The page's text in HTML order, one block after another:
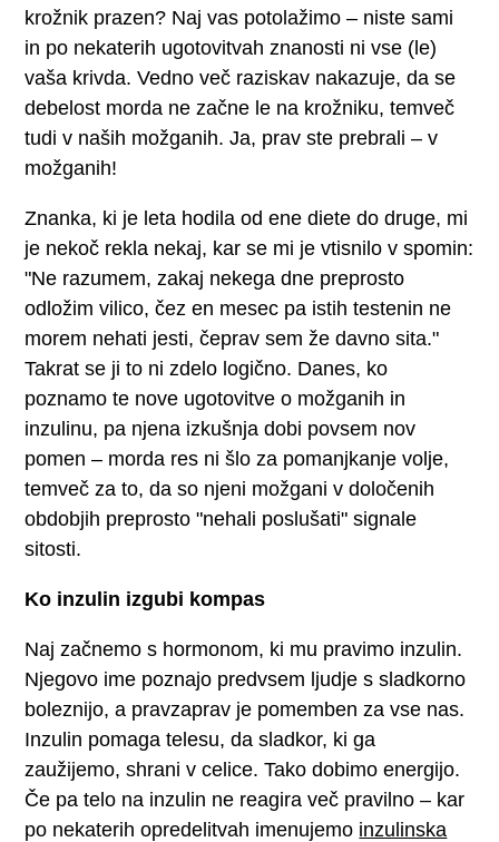
krožnik prazen? Naj vas potolažimo – niste sami
in po nekaterih ugotovitvah znanosti ni vse (le)
vaša krivda. Vedno več raziskav nakazuje, da se
debelost morda ne začne le na krožniku, temveč
tudi v naših možganih. Ja, prav ste prebrali – v
možganih!
Znanka, ki je leta hodila od ene diete do druge, mi
je nekoč rekla nekaj, kar se mi je vtisnilo v spomin:
"Ne razumem, zakaj nekega dne preprosto
odložim vilico, čez en mesec pa istih testenin ne
morem nehati jesti, čeprav sem že davno sita."
Takrat se ji to ni zdelo logično. Danes, ko
poznamo te nove ugotovitve o možganih in
inzulinu, pa njena izkušnja dobi povsem nov
pomen – morda res ni šlo za pomanjkanje volje,
temveč za to, da so njeni možgani v določenih
obdobjih preprosto "nehali poslušati" signale
sitosti.
Ko inzulin izgubi kompas
Naj začnemo s hormonom, ki mu pravimo inzulin.
Njegovo ime poznajo predvsem ljudje s sladkorno
boleznijo, a pravzaprav je pomemben za vse nas.
Inzulin pomaga telesu, da sladkor, ki ga
zaužijemo, shrani v celice. Tako dobimo energijo.
Če pa telo na inzulin ne reagira več pravilno – kar
po nekaterih opredelitvah imenujemo inzulinska